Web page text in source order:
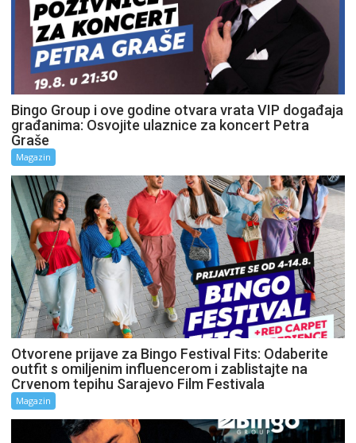
Bingo Group i ove godine otvara vrata VIP događaja
građanima: Osvojite ulaznice za koncert Petra
Graše
Magazin
Otvorene prijave za Bingo Festival Fits: Odaberite
outfit s omiljenim influencerom i zablistajte na
Crvenom tepihu Sarajevo Film Festivala
Magazin